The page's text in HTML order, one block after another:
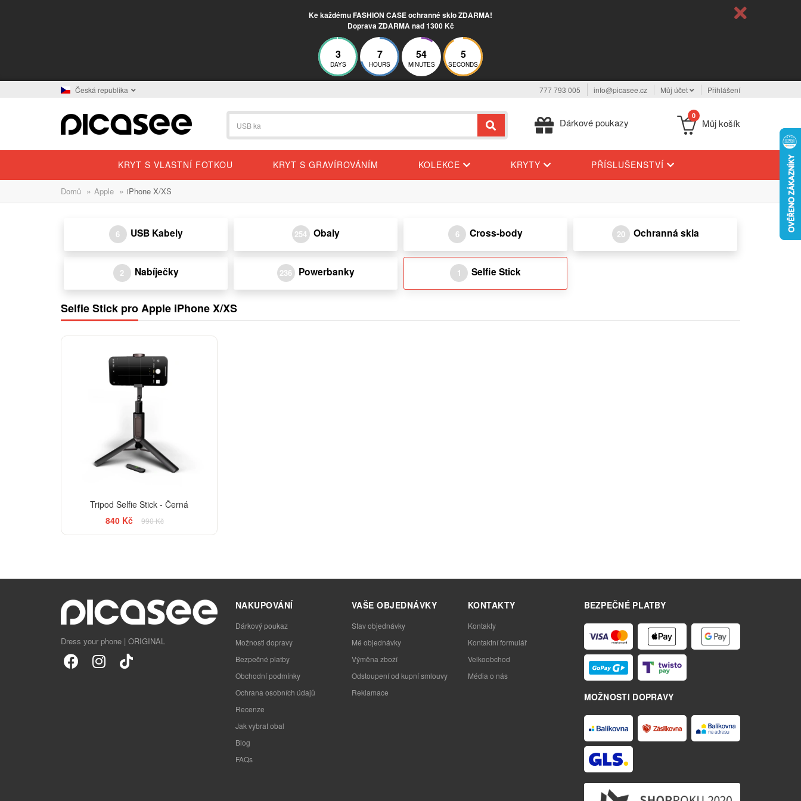
Ke každému FASHION CASE ochranné sklo ZDARMA!
Doprava ZDARMA nad 1300 Kč
3
DAYS
7
HOURS
54
MINUTES
5
SECONDS
Česká republika 777 793 005 info@picasee.cz Můj účet Přihlášení
Dárkové poukazy
0
Můj košík
KRYT S VLASTNÍ FOTKOU KRYT S GRAVÍROVÁNÍM KOLEKCE KRYTY PŘÍSLUŠENSTVÍ
Domů » Apple » iPhone X/XS
6 USB Kabely 254 Obaly 6 Cross-body 20 Ochranná skla
2 Nabíječky 236 Powerbanky 1 Selfie Stick
Selfie Stick pro Apple iPhone X/XS
Tripod Selfie Stick - Černá
840 Kč
990 Kč
Dress your phone | ORIGINAL
BEZPEČNÉ PLATBY
MOŽNOSTI DOPRAVY
NAKUPOVÁNÍ
Dárkový poukaz
Možnosti dopravy
Bezpečné platby
Obchodní podmínky
Ochrana osobních údajů
Recenze
Jak vybrat obal
Blog
FAQs
VAŠE OBJEDNÁVKY
Stav objednávky
Mé objednávky
Výměna zboží
Odstoupení od kupní smlouvy
Reklamace
KONTAKTY
Kontakty
Kontaktní formulář
Velkoobchod
Média o nás